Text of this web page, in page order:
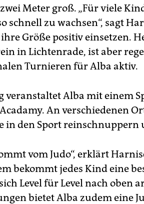
Meter groß. „Für viele
schnell zu wachsen“, sagt
Größe positiv einsetzen.
in Lichtenrade, ist aber
Turnieren für Alba aktiv.
veranstaltet Alba mit einem
An verschiedenen
in den Sport reinschnuppern
vom Judo“, erklärt
bekommt jedes Kind eine
Level für Level nach oben
bietet Alba zudem eine